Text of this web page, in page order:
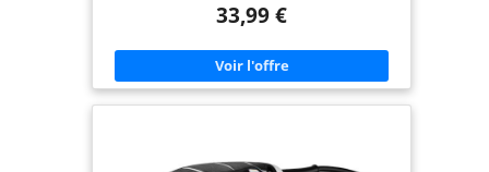
efficacement le bois ou éliminer la rouille sur le
collecte de poussière : cette ponceuse à souris est
équipée de 6 trous de collecte de poussière, qui
peuvent collecter beaucoup de saleté, et est livrée
Changement rapide du papier de verre :
33,99 €